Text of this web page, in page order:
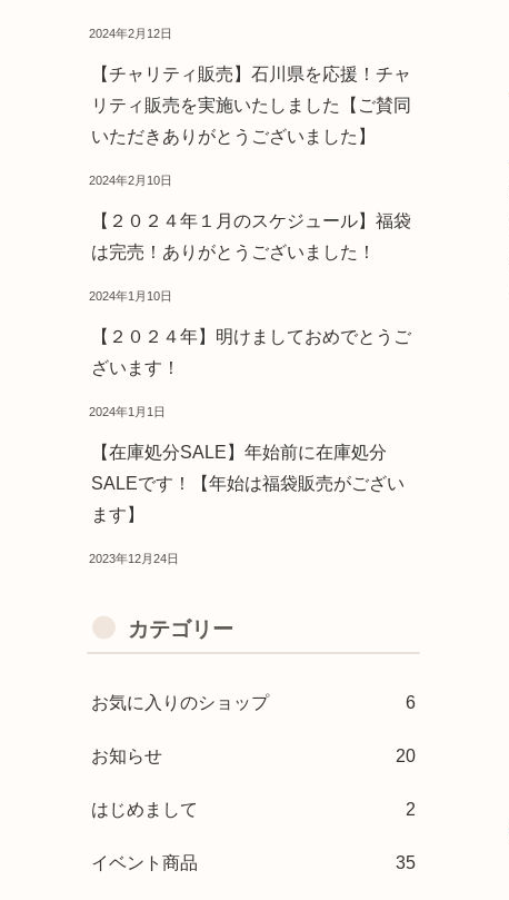
2024年2月12日
【チャリティ販売】石川県を応援！チャ
リティ販売を実施いたしました【ご賛同
いただきありがとうございました】
2024年2月10日
【２０２４年１月のスケジュール】福袋
は完売！ありがとうございました！
2024年1月10日
【２０２４年】明けましておめでとうご
ざいます！
2024年1月1日
【在庫処分SALE】年始前に在庫処分
SALEです！【年始は福袋販売がござい
ます】
2023年12月24日
カテゴリー
お気に入りのショップ 6
お知らせ 20
はじめまして 2
イベント商品 35